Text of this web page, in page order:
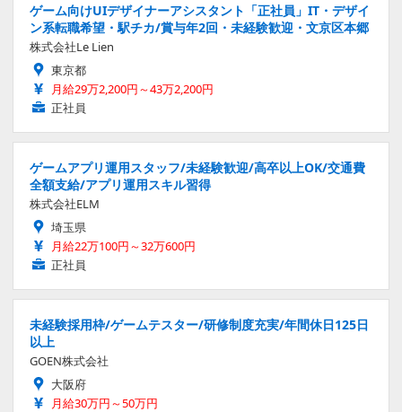
ゲーム向けUIデザイナーアシスタント「正社員」IT・デザイ
ン系転職希望・駅チカ/賞与年2回・未経験歓迎・文京区本郷
株式会社Le Lien
東京都
月給29万2,200円～43万2,200円
正社員
ゲームアプリ運用スタッフ/未経験歓迎/高卒以上OK/交通費
全額支給/アプリ運用スキル習得
株式会社ELM
埼玉県
月給22万100円～32万600円
正社員
未経験採用枠/ゲームテスター/研修制度充実/年間休日125日
以上
GOEN株式会社
大阪府
月給30万円～50万円